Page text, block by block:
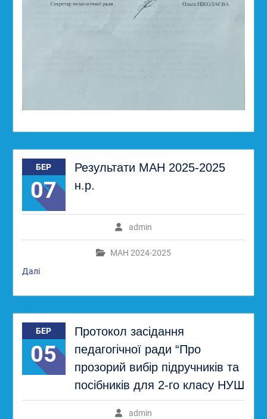
БЕР
07
Результати МАН 2025-2025
н.р.
admin
МАН 2024-2025
Далі
БЕР
05
Протокол засідання
педагогічної ради “Про
прозорий вибір підручників та
посібників для 2-го класу НУШ
admin